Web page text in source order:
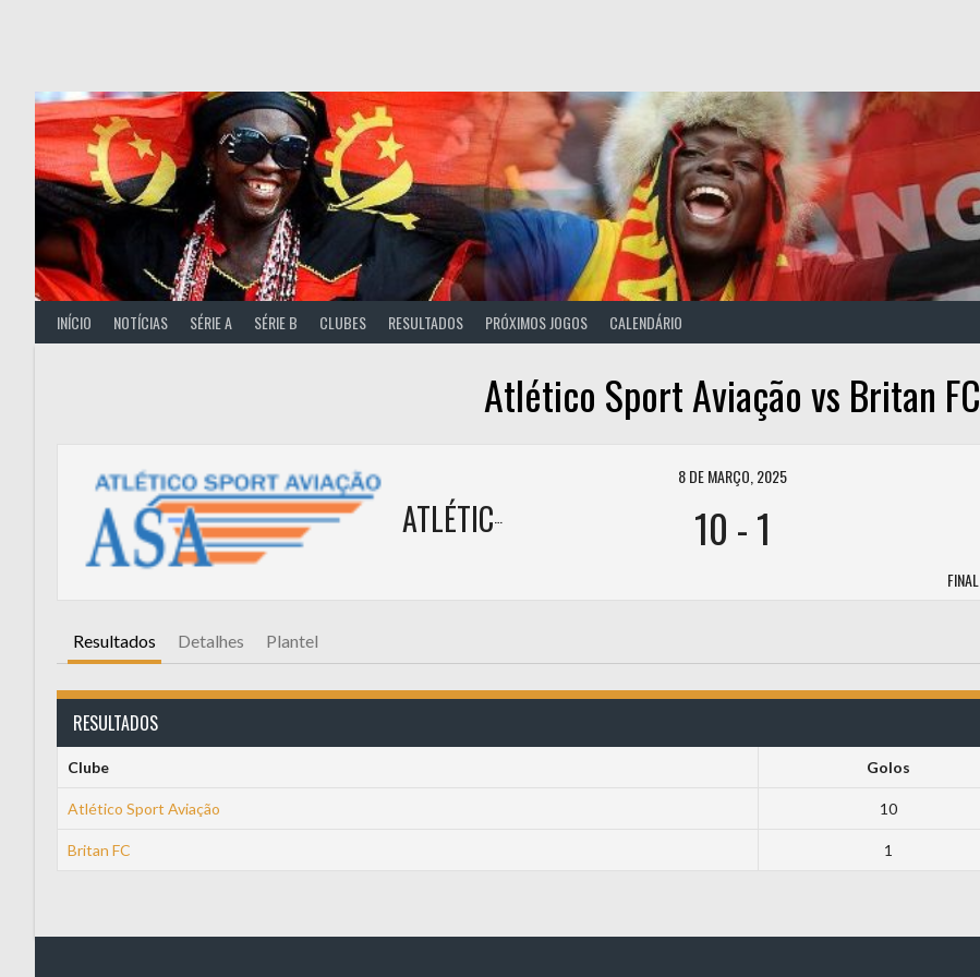
INÍCIO NOTÍCIAS SÉRIE A SÉRIE B CLUBES RESULTADOS PRÓXIMOS JOGOS CALENDÁRIO
Atlético Sport Aviação vs Britan FC
ATLÉTICO SPORT AVIAÇÃO
8 DE MARÇO, 2025
10 -1
FINAL
Resultados Detalhes Plantel
RESULTADOS
Clube Golos
Atlético Sport Aviação 10
Britan FC 1